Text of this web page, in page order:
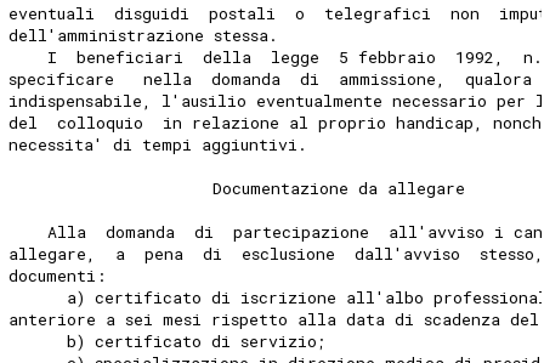
eventuali  disguidi  postali  o  telegrafici  non
dell'amministrazione stessa.
I  beneficiari  della  legge  5 febbraio  1992,
specificare   nella  domanda  di  ammissione,
indispensabile, l'ausilio eventualmente necessario per
del  colloquio  in relazione al proprio handicap,
necessita' di tempi aggiuntivi.
                     Documentazione da allegare
Alla  domanda  di  partecipazione  all'avviso i
allegare,  a  pena  di  esclusione  dall'avviso
documenti:
a) certificato di iscrizione all'albo
anteriore a sei mesi rispetto alla data di scadenza del
      b) certificato di servizio;